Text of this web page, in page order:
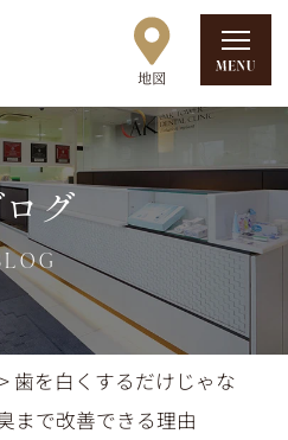
ログ
> 歯を白くするだけじゃな
まで改善できる理由